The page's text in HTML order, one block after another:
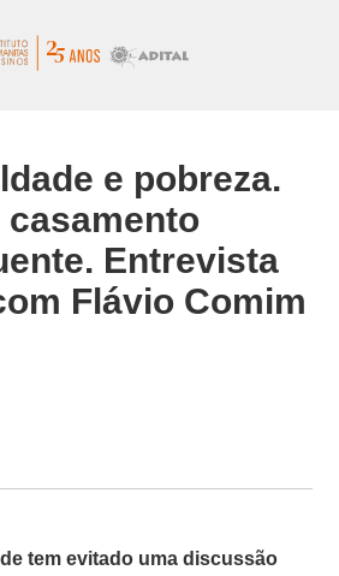
e pobreza.
casamento
Entrevista
Flávio Comim
tem evitado uma discussão